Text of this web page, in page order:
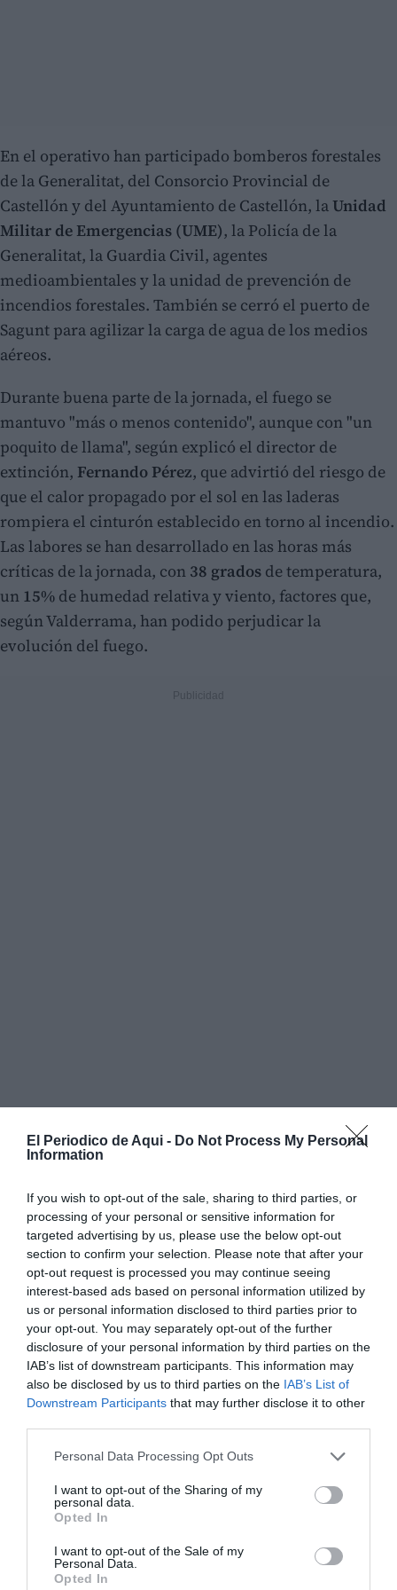
El Periodico de Aqui - Do Not Process My Personal
Information
If you wish to opt-out of the sale, sharing to third parties, or
processing of your personal or sensitive information for
targeted advertising by us, please use the below opt-out
section to confirm your selection. Please note that after your
opt-out request is processed you may continue seeing
interest-based ads based on personal information utilized by
us or personal information disclosed to third parties prior to
your opt-out. You may separately opt-out of the further
disclosure of your personal information by third parties on the
IAB’s list of downstream participants. This information may
also be disclosed by us to third parties on the IAB’s List of
Downstream Participants that may further disclose it to other
Personal Data Processing Opt Outs
I want to opt-out of the Sharing of my
personal data.
Opted In
I want to opt-out of the Sale of my
Personal Data.
Opted In
En el operativo han participado bomberos forestales
de la Generalitat, del Consorcio Provincial de
Castellón y del Ayuntamiento de Castellón, laUnidad
Militar de Emergencias (UME), la Policía de la
Generalitat, la Guardia Civil, agentes
medioambientales y la unidad de prevención de
incendios forestales. También se cerró el puerto de
Sagunt para agilizar la carga de agua de los medios
aéreos.
Durante buena parte de la jornada, el fuego se
mantuvo "más o menos contenido", aunque con "un
poquito de llama", según explicó el director de
extinción, Fernando Pérez, que advirtió del riesgo de
que el calor propagado por el sol en las laderas
rompiera el cinturón establecido en torno al incendio.
Las labores se han desarrollado en las horas más
críticas de la jornada, con 38 grados de temperatura,
un 15% de humedad relativa y viento, factores que,
según Valderrama, han podido perjudicar la
evolución del fuego.
Imagen de archivo de las tareas de extinción de un incendio forestal. / EFE-
Los evacuados, sin fecha de regreso
El desalojo preventivo del domingo afectó a unas
personasde Azuébar. Al tratarse de un municipio